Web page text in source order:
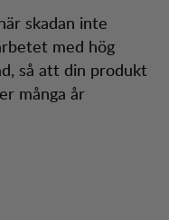
skadan inte
med hög
så att din produkt
många år